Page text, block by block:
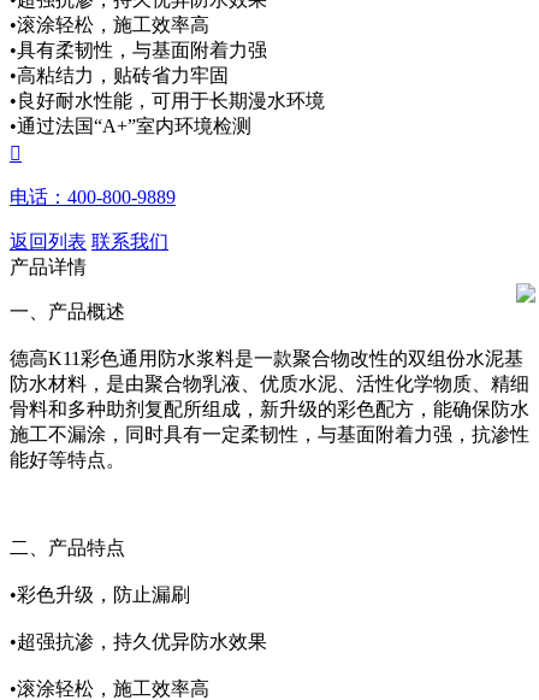
•滚涂轻松，施工效率高
•具有柔韧性，与基面附着力强
•高粘结力，贴砖省力牢固
•良好耐水性能，可用于长期漫水环境
•通过法国“A+”室内环境检测

电话：400-800-9889
返回列表 联系我们
产品详情
一、产品概述
德高K11彩色通用防水浆料是一款聚合物改性的双组份水泥基
防水材料，是由聚合物乳液、优质水泥、活性化学物质、精细
骨料和多种助剂复配所组成，新升级的彩色配方，能确保防水
施工不漏涂，同时具有一定柔韧性，与基面附着力强，抗渗性
能好等特点。
二、产品特点
•彩色升级，防止漏刷
•超强抗渗，持久优异防水效果
•滚涂轻松，施工效率高